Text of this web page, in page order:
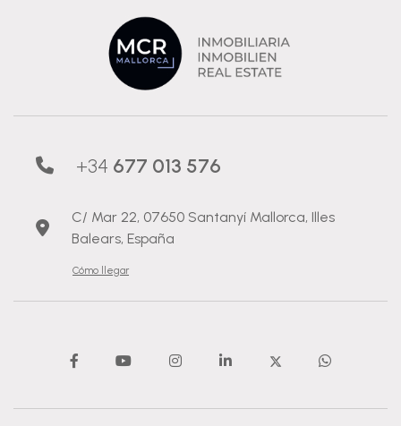
+34 677 013 576
C/ Mar 22, 07650 Santanyí Mallorca, Illes
Balears, España
Cómo llegar